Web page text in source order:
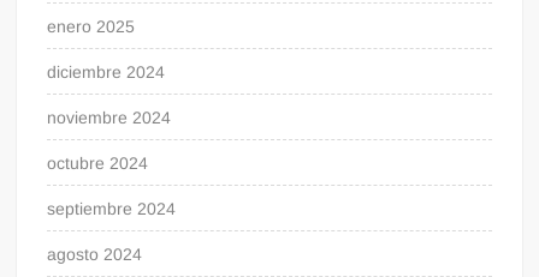
enero 2025
diciembre 2024
noviembre 2024
octubre 2024
septiembre 2024
agosto 2024